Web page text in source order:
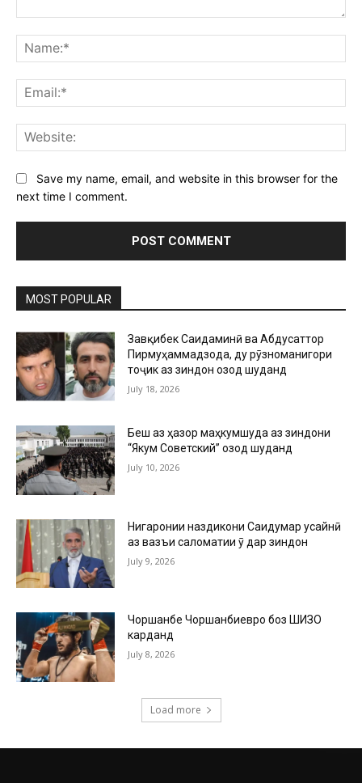
Save my name, email, and website in this browser for the
next time I comment.
MOST POPULAR
Завқибек Саидаминӣ ва Абдусаттор
Пирмуҳаммадзода, ду рӯзноманигори
тоҷик аз зиндон озод шуданд
July 18, 2026
Беш аз ҳазор маҳкумшуда аз зиндони
“Якум Советский” озод шуданд
July 10, 2026
Нигаронии наздикони Саидумар Ҳусайнӣ
аз вазъи саломатии ӯ дар зиндон
July 9, 2026
Чоршанбе Чоршанбиевро боз ШИЗО
карданд
July 8, 2026
Load more